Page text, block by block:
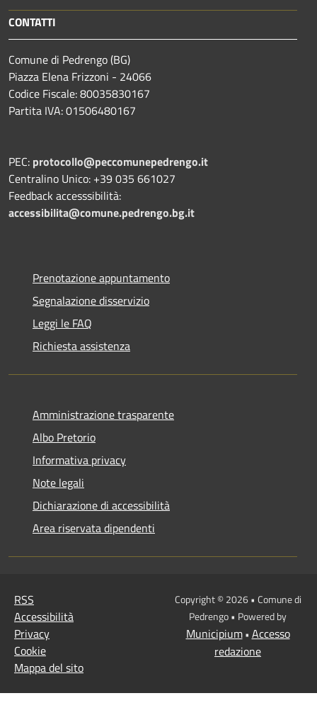
CONTATTI
Comune di Pedrengo (BG)
Piazza Elena Frizzoni - 24066
Codice Fiscale: 80035830167
Partita IVA: 01506480167
PEC: protocollo@peccomunepedrengo.it
Centralino Unico: +39 035 661027
Feedback accesssibilità:
accessibilita@comune.pedrengo.bg.it
Prenotazione appuntamento
Segnalazione disservizio
Leggi le FAQ
Richiesta assistenza
Amministrazione trasparente
Albo Pretorio
Informativa privacy
Note legali
Dichiarazione di accessibilità
Area riservata dipendenti
RSS
Accessibilità
Privacy
Cookie
Mappa del sito
Copyright © 2026 • Comune di
Pedrengo • Powered by
Municipium• Accesso
redazione